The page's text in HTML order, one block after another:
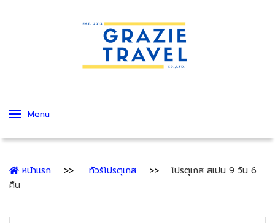
Menu
หน้าแรก ทัวร์โปรตุเกส
โปรตุเกส สเปน 9 วัน 6
คืน